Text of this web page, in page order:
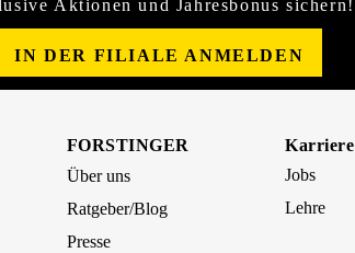
Aktionen und Jahresbonus sichern!
IN DER FILIALE ANMELDEN
FORSTINGER
Über uns
Ratgeber/Blog
Presse
Karriere
Jobs
Lehre